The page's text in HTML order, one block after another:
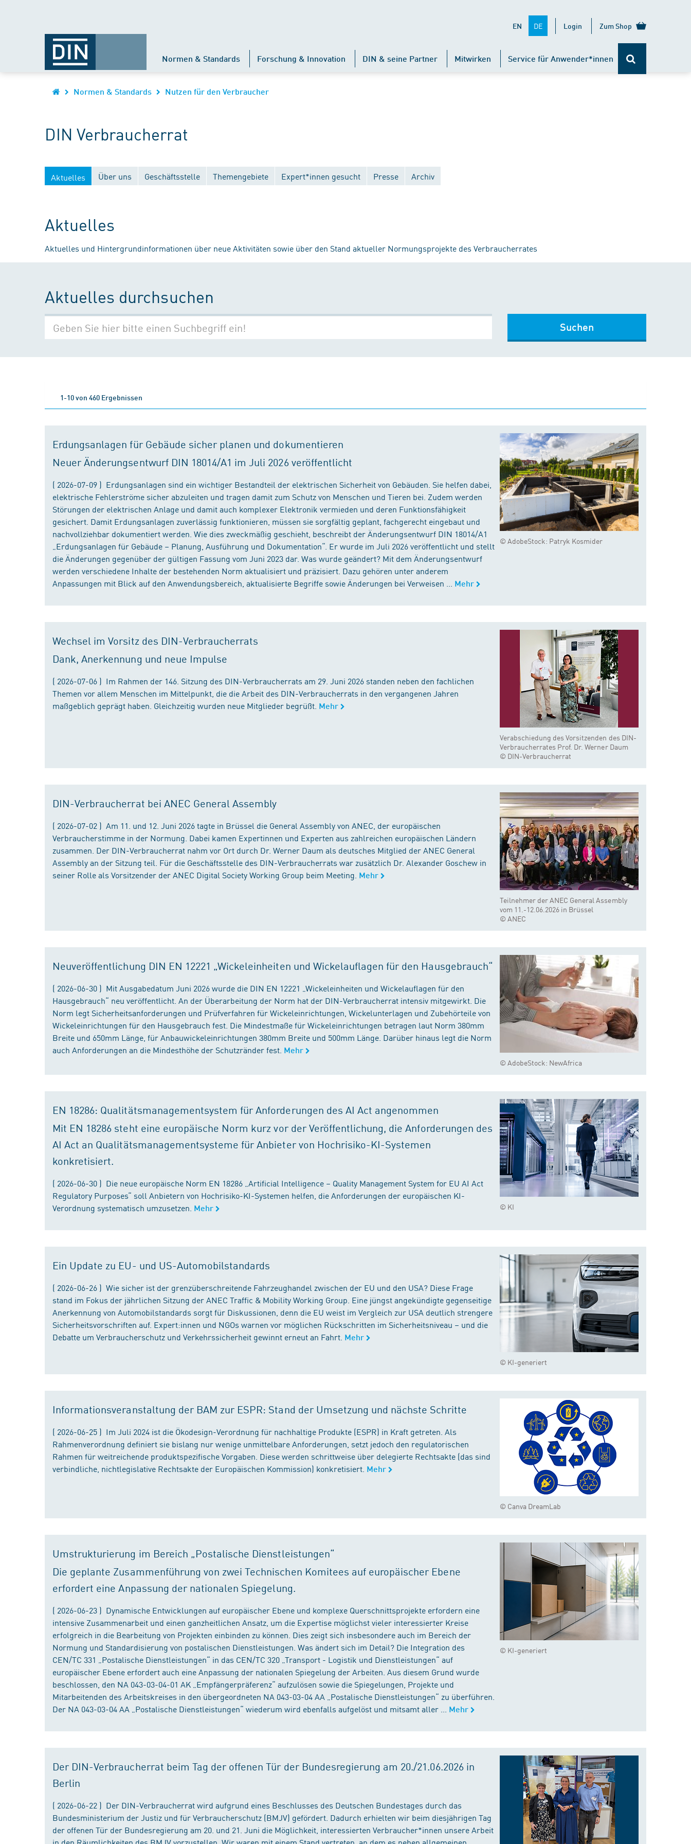
EN DE Login Zum Shop
Normen & Standards Forschung & Innovation DIN & seine Partner Mitwirken Service für Anwender*innen
Normen & Standards Nutzen für den Verbraucher
DIN Verbraucherrat
Aktuelles Über uns Geschäftsstelle Themengebiete Expert*innen gesucht Presse Archiv
Aktuelles
Aktuelles und Hintergrundinformationen über neue Aktivitäten sowie über den Stand aktueller Normungsprojekte des Verbraucherrates
Aktuelles durchsuchen
Suchen
1-10 von 460 Ergebnissen
© AdobeStock: Patryk Kosmider
Erdungsanlagen für Gebäude sicher planen und dokumentieren
Neuer Änderungsentwurf DIN 18014/A1 im Juli 2026 veröffentlicht
( 2026-07-09 ) Erdungsanlagen sind ein wichtiger Bestandteil der elektrischen Sicherheit von Gebäuden. Sie helfen dabei,
elektrische Fehlerströme sicher abzuleiten und tragen damit zum Schutz von Menschen und Tieren bei. Zudem werden
Störungen der elektrischen Anlage und damit auch komplexer Elektronik vermieden und deren Funktionsfähigkeit
gesichert. Damit Erdungsanlagen zuverlässig funktionieren, müssen sie sorgfältig geplant, fachgerecht eingebaut und
nachvollziehbar dokumentiert werden. Wie dies zweckmäßig geschieht, beschreibt der Änderungsentwurf DIN 18014/A1
„Erdungsanlagen für Gebäude – Planung, Ausführung und Dokumentation“. Er wurde im Juli 2026 veröffentlicht und stellt
die Änderungen gegenüber der gültigen Fassung vom Juni 2023 dar. Was wurde geändert? Mit dem Änderungsentwurf
werden verschiedene Inhalte der bestehenden Norm aktualisiert und präzisiert. Dazu gehören unter anderem
Anpassungen mit Blick auf den Anwendungsbereich, aktualisierte Begriffe sowie Änderungen bei Verweisen ...
Mehr
Verabschiedung des Vorsitzenden des DIN-
Verbraucherrates Prof. Dr. Werner Daum
© DIN-Verbraucherrat
Wechsel im Vorsitz des DIN-Verbraucherrats
Dank, Anerkennung und neue Impulse
( 2026-07-06 ) Im Rahmen der 146. Sitzung des DIN-Verbraucherrats am 29. Juni 2026 standen neben den fachlichen
Themen vor allem Menschen im Mittelpunkt, die die Arbeit des DIN-Verbraucherrats in den vergangenen Jahren
maßgeblich geprägt haben. Gleichzeitig wurden neue Mitglieder begrüßt. Mehr
Teilnehmer der ANEC General Assembly
vom 11.-12.06.2026 in Brüssel
© ANEC
DIN-Verbraucherrat bei ANEC General Assembly
( 2026-07-02 ) Am 11. und 12. Juni 2026 tagte in Brüssel die General Assembly von ANEC, der europäischen
Verbraucherstimme in der Normung. Dabei kamen Expertinnen und Experten aus zahlreichen europäischen Ländern
zusammen. Der DIN-Verbraucherrat nahm vor Ort durch Dr. Werner Daum als deutsches Mitglied der ANEC General
Assembly an der Sitzung teil. Für die Geschäftsstelle des DIN-Verbraucherrats war zusätzlich Dr. Alexander Goschew in
seiner Rolle als Vorsitzender der ANEC Digital Society Working Group beim Meeting. Mehr
© AdobeStock: NewAfrica
Neuveröffentlichung DIN EN 12221 „Wickeleinheiten und Wickelauflagen für den Hausgebrauch“
( 2026-06-30 ) Mit Ausgabedatum Juni 2026 wurde die DIN EN 12221 „Wickeleinheiten und Wickelauflagen für den
Hausgebrauch“ neu veröffentlicht. An der Überarbeitung der Norm hat der DIN-Verbraucherrat intensiv mitgewirkt. Die
Norm legt Sicherheitsanforderungen und Prüfverfahren für Wickeleinrichtungen, Wickelunterlagen und Zubehörteile von
Wickeleinrichtungen für den Hausgebrauch fest. Die Mindestmaße für Wickeleinrichtungen betragen laut Norm 380mm
Breite und 650mm Länge, für Anbauwickeleinrichtungen 380mm Breite und 500mm Länge. Darüber hinaus legt die Norm
auch Anforderungen an die Mindesthöhe der Schutzränder fest. Mehr
© KI
EN 18286: Qualitätsmanagementsystem für Anforderungen des AI Act angenommen
Mit EN 18286 steht eine europäische Norm kurz vor der Veröffentlichung, die Anforderungen des
AI Act an Qualitätsmanagementsysteme für Anbieter von Hochrisiko-KI-Systemen
konkretisiert.
( 2026-06-30 ) Die neue europäische Norm EN 18286 „Artificial Intelligence – Quality Management System for EU AI Act
Regulatory Purposes“ soll Anbietern von Hochrisiko-KI-Systemen helfen, die Anforderungen der europäischen KI-
Verordnung systematisch umzusetzen. Mehr
© KI-generiert
Ein Update zu EU- und US-Automobilstandards
( 2026-06-26 ) Wie sicher ist der grenzüberschreitende Fahrzeughandel zwischen der EU und den USA? Diese Frage
stand im Fokus der jährlichen Sitzung der ANEC Traffic & Mobility Working Group. Eine jüngst angekündigte gegenseitige
Anerkennung von Automobilstandards sorgt für Diskussionen, denn die EU weist im Vergleich zur USA deutlich strengere
Sicherheitsvorschriften auf. Expert:innen und NGOs warnen vor möglichen Rückschritten im Sicherheitsniveau – und die
Debatte um Verbraucherschutz und Verkehrssicherheit gewinnt erneut an Fahrt. Mehr
© Canva DreamLab
Informationsveranstaltung der BAM zur ESPR: Stand der Umsetzung und nächste Schritte
( 2026-06-25 ) Im Juli 2024 ist die Ökodesign-Verordnung für nachhaltige Produkte (ESPR) in Kraft getreten. Als
Rahmenverordnung definiert sie bislang nur wenige unmittelbare Anforderungen, setzt jedoch den regulatorischen
Rahmen für weitreichende produktspezifische Vorgaben. Diese werden schrittweise über delegierte Rechtsakte (das sind
verbindliche, nichtlegislative Rechtsakte der Europäischen Kommission) konkretisiert. Mehr
© KI-generiert
Umstrukturierung im Bereich „Postalische Dienstleistungen“
Die geplante Zusammenführung von zwei Technischen Komitees auf europäischer Ebene
erfordert eine Anpassung der nationalen Spiegelung.
( 2026-06-23 ) Dynamische Entwicklungen auf europäischer Ebene und komplexe Querschnittsprojekte erfordern eine
intensive Zusammenarbeit und einen ganzheitlichen Ansatz, um die Expertise möglichst vieler interessierter Kreise
erfolgreich in die Bearbeitung von Projekten einbinden zu können. Dies zeigt sich insbesondere auch im Bereich der
Normung und Standardisierung von postalischen Dienstleistungen. Was ändert sich im Detail? Die Integration des
CEN/TC 331 „Postalische Dienstleistungen“ in das CEN/TC 320 „Transport - Logistik und Dienstleistungen“ auf
europäischer Ebene erfordert auch eine Anpassung der nationalen Spiegelung der Arbeiten. Aus diesem Grund wurde
beschlossen, den NA 043-03-04-01 AK „Empfängerpräferenz“ aufzulösen sowie die Spiegelungen, Projekte und
Mitarbeitenden des Arbeitskreises in den übergeordneten NA 043-03-04 AA „Postalische Dienstleistungen“ zu überführen.
Der NA 043-03-04 AA „Postalische Dienstleistungen“ wiederum wird ebenfalls aufgelöst und mitsamt aller ...
Mehr
Der DIN-Verbraucherrat beim Tag der offenen Tür der Bundesregierung am 20./21.06.2026 in
Berlin
( 2026-06-22 ) Der DIN-Verbraucherrat wird aufgrund eines Beschlusses des Deutschen Bundestages durch das
Bundesministerium der Justiz und für Verbraucherschutz (BMJV) gefördert. Dadurch erhielten wir beim diesjährigen Tag
der offenen Tür der Bundesregierung am 20. und 21. Juni die Möglichkeit, interessierten Verbraucher*innen unsere Arbeit